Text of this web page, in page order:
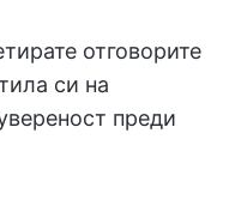
отговорите
си на
преди